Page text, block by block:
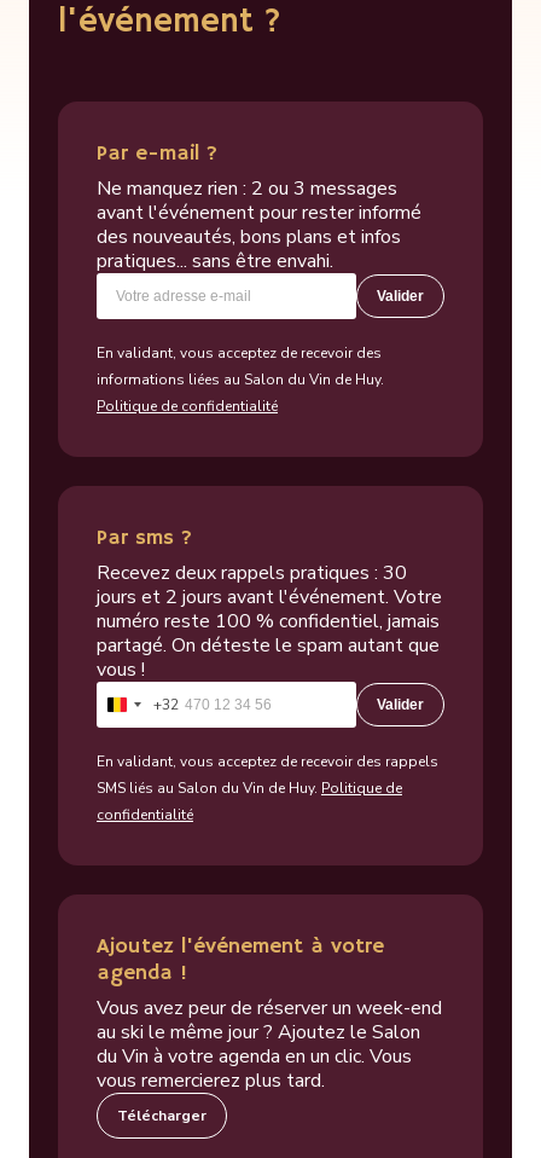
l'événement ?
Par e-mail ?
Ne manquez rien : 2 ou 3 messages
avant l'événement pour rester informé
des nouveautés, bons plans et infos
pratiques... sans être envahi.
Valider
En validant, vous acceptez de recevoir des
informations liées au Salon du Vin de Huy.
Politique de confidentialité
Par sms ?
Recevez deux rappels pratiques : 30
jours et 2 jours avant l'événement. Votre
numéro reste 100 % confidentiel, jamais
partagé. On déteste le spam autant que
vous !
Belgique
+32 Valider
En validant, vous acceptez de recevoir des rappels
SMS liés au Salon du Vin de Huy. Politique de
confidentialité
Ajoutez l'événement à votre
agenda !
Vous avez peur de réserver un week-end
au ski le même jour ? Ajoutez le Salon
du Vin à votre agenda en un clic. Vous
vous remercierez plus tard.
Télécharger